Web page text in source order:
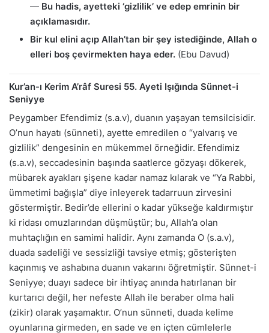
— Bu hadis, ayetteki ‘gizlilik’ ve edep emrinin bir
açıklamasıdır.
Bir kul elini açıp Allah’tan bir şey istediğinde, Allah o
elleri boş çevirmekten haya eder. (Ebu Davud)
Kur’an-ı Kerim A’râf Suresi 55. Ayeti Işığında Sünnet-i
Seniyye
Peygamber Efendimiz (s.a.v), duanın yaşayan temsilcisidir.
O’nun hayatı (sünneti), ayette emredilen o “yalvarış ve
gizlilik” dengesinin en mükemmel örneğidir. Efendimiz
(s.a.v), seccadesinin başında saatlerce gözyaşı dökerek,
mübarek ayakları şişene kadar namaz kılarak ve “Ya Rabbi,
ümmetimi bağışla” diye inleyerek tadarruun zirvesini
göstermiştir. Bedir’de ellerini o kadar yükseğe kaldırmıştır
ki ridası omuzlarından düşmüştür; bu, Allah’a olan
muhtaçlığın en samimi halidir. Aynı zamanda O (s.a.v),
duada sadeliği ve sessizliği tavsiye etmiş; gösterişten
kaçınmış ve ashabına duanın vakarını öğretmiştir. Sünnet-i
Seniyye; duayı sadece bir ihtiyaç anında hatırlanan bir
kurtarıcı değil, her nefeste Allah ile beraber olma hali
(zikir) olarak yaşamaktır. O’nun sünneti, duada kelime
oyunlarına girmeden, en sade ve en içten cümlelerle